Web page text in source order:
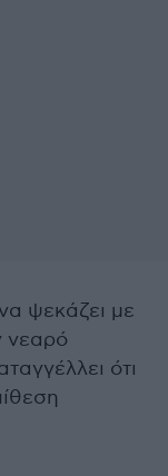
να ψεκάζει με
νεαρό
ότι